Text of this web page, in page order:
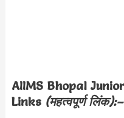
AIIMS Bhopal
Links (महत्वपूर्ण लिंक):–